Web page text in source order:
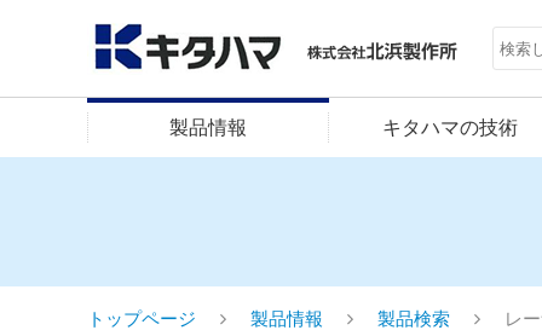
製品情報 キタハマの技術
トップページ 製品情報 製品検索 レ